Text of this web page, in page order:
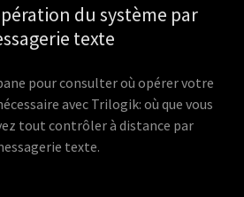
du système par
texte
pour consulter où opérer votre
avec Trilogik: où que vous
tout contrôler à distance par
texte.